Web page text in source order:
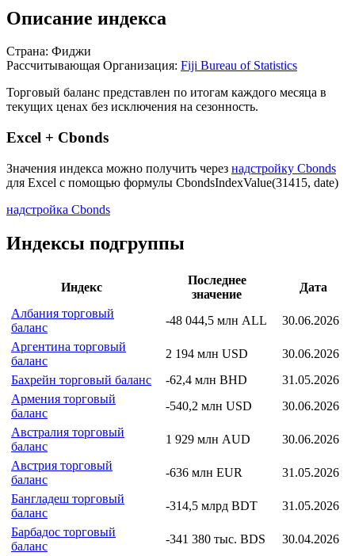
Описание индекса
Страна: Фиджи
Рассчитывающая Организация: Fiji Bureau of Statistics
Торговый баланс представлен по итогам каждого месяца в
текущих ценах без исключения на сезонность.
Excel + Cbonds
Значения индекса можно получить через надстройку Cbonds
для Excel с помощью формулы CbondsIndexValue(31415, date)
надстройка Cbonds
Индексы подгруппы
Индекс
Последнее
значение
Дата
Албания торговый
баланс
-48 044,5 млн ALL
30.06.2026
Аргентина торговый
баланс
2 194 млн USD
30.06.2026
Бахрейн торговый баланс
-62,4 млн BHD
31.05.2026
Армения торговый
баланс
-540,2 млн USD
30.06.2026
Австралия торговый
баланс
1 929 млн AUD
30.06.2026
Австрия торговый
баланс
-636 млн EUR
31.05.2026
Бангладеш торговый
баланс
-314,5 млрд BDT
31.05.2026
Барбадос торговый
баланс
-341 380 тыс. BDS
30.04.2026